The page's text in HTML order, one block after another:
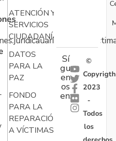
ATENCIÓN Y
SERVICIOS
CIUDADANÍA
DATOS
PARA LA
PAZ
FONDO
PARA LA
REPARACIÓN
A VÍCTIMAS
Sí
gu
en
os
en:
©
Copyrigth
2023
-
Todos
los